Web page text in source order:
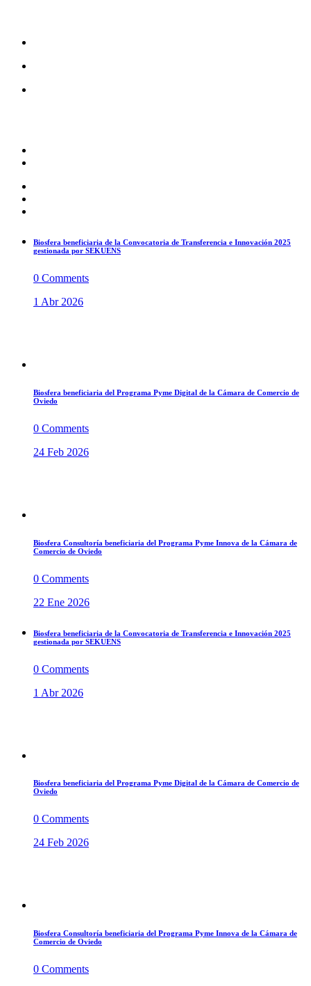
Biosfera beneficiaria de la Convocatoria de Transferencia e Innovación 2025
gestionada por SEKUENS
0 Comments
1 Abr 2026
Biosfera beneficiaria del Programa Pyme Digital de la Cámara de Comercio de
Oviedo
0 Comments
24 Feb 2026
Biosfera Consultoría beneficiaria del Programa Pyme Innova de la Cámara de
Comercio de Oviedo
0 Comments
22 Ene 2026
Biosfera beneficiaria de la Convocatoria de Transferencia e Innovación 2025
gestionada por SEKUENS
0 Comments
1 Abr 2026
Biosfera beneficiaria del Programa Pyme Digital de la Cámara de Comercio de
Oviedo
0 Comments
24 Feb 2026
Biosfera Consultoría beneficiaria del Programa Pyme Innova de la Cámara de
Comercio de Oviedo
0 Comments